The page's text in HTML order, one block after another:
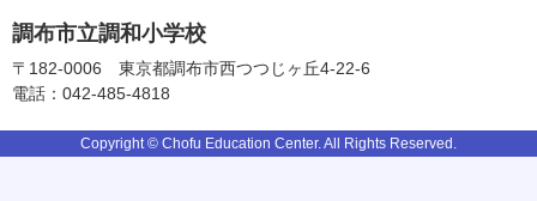
調布市立調和小学校
〒182-0006
東京都調布市西つつじヶ丘4-22-6
電話：042-485-4818
Copyright © Chofu Education Center. All Rights Reserved.